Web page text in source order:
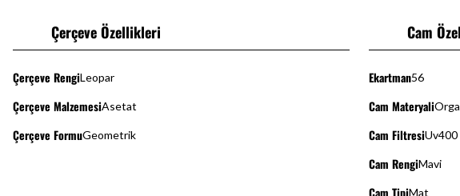
Çerçeve Özellikleri
Çerçeve RengiLeopar
Çerçeve MalzemesiAsetat
Çerçeve FormuGeometrik
Cam
Ekartman56
Cam Materyali
Cam FiltresiUv400
Cam RengiMavi
Cam TipiMat